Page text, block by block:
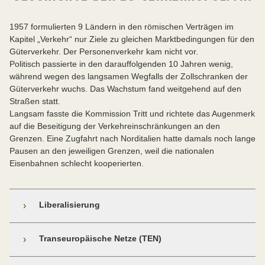
1957 formulierten 9 Ländern in den römischen Verträgen im
Kapitel „Verkehr“ nur Ziele zu gleichen Marktbedingungen für den
Güterverkehr. Der Personenverkehr kam nicht vor.
Politisch passierte in den darauffolgenden 10 Jahren wenig,
während wegen des langsamen Wegfalls der Zollschranken der
Güterverkehr wuchs. Das Wachstum fand weitgehend auf den
Straßen statt.
Langsam fasste die Kommission Tritt und richtete das Augenmerk
auf die Beseitigung der Verkehreinschränkungen an den
Grenzen. Eine Zugfahrt nach Norditalien hatte damals noch lange
Pausen an den jeweiligen Grenzen, weil die nationalen
Eisenbahnen schlecht kooperierten.
› Liberalisierung
Ab den 80er-Jahren gewann die
› Transeuropäische Netze (TEN)